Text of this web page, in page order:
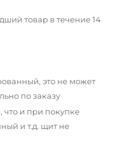
товар в течение 14
это не может
по заказу
что и при покупке
и т.д. щит не